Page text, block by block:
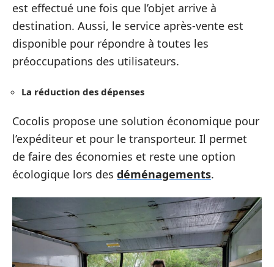
est effectué une fois que l’objet arrive à
destination. Aussi, le service après-vente est
disponible pour répondre à toutes les
préoccupations des utilisateurs.
La réduction des dépenses
Cocolis propose une solution économique pour
l’expéditeur et pour le transporteur. Il permet
de faire des économies et reste une option
écologique lors des déménagements.